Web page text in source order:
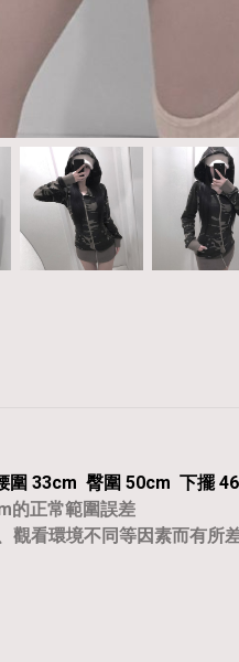
圍 33cm 臀圍 50cm 下擺
的正常範圍誤差
觀看環境不同等因素而有所